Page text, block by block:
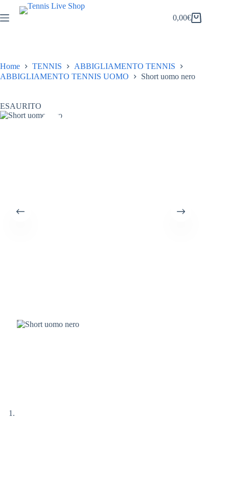
al
contenuto
Carrello
0,00€
Home TENNIS
ABBIGLIAMENTO TENNIS
ABBIGLIAMENTO TENNIS UOMO
Short uomo nero
ESAURITO